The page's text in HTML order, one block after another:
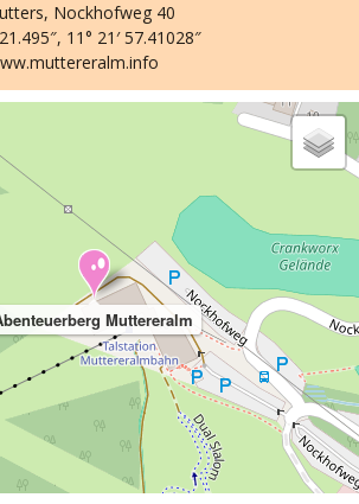
Nockhofweg 40
11° 21′ 57.41028″
Muttereralm